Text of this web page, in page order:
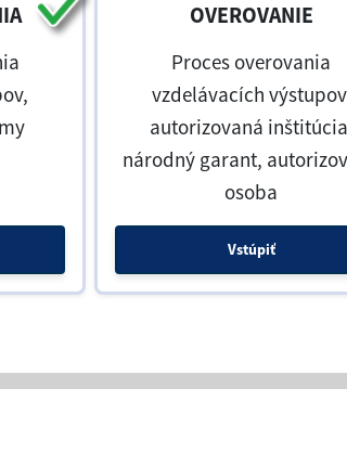
OVEROVANIE
Proces overovania
vzdelávacích
autorizovaná
národný garant,
osoba
Vstúpiť